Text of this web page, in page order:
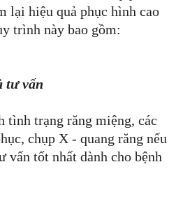
lại hiệu quả phục hình cao
trình này bao gồm:
tư vấn
tình trạng răng miệng, các
chụp X - quang răng nếu
vấn tốt nhất dành cho bệnh